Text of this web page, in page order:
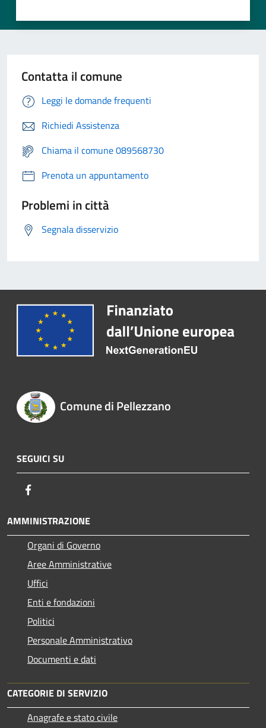
Contatta il comune
Leggi le domande frequenti
Richiedi Assistenza
Chiama il comune 089568730
Prenota un appuntamento
Problemi in città
Segnala disservizio
Comune di Pellezzano
SEGUICI SU
AMMINISTRAZIONE
Organi di Governo
Aree Amministrative
Uffici
Enti e fondazioni
Politici
Personale Amministrativo
Documenti e dati
CATEGORIE DI SERVIZIO
Anagrafe e stato civile